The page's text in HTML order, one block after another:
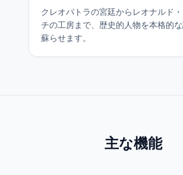
クレオパトラの宮廷からレオナルド
チの工房まで、歴史的人物を本格的
蘇らせます。
主な機能